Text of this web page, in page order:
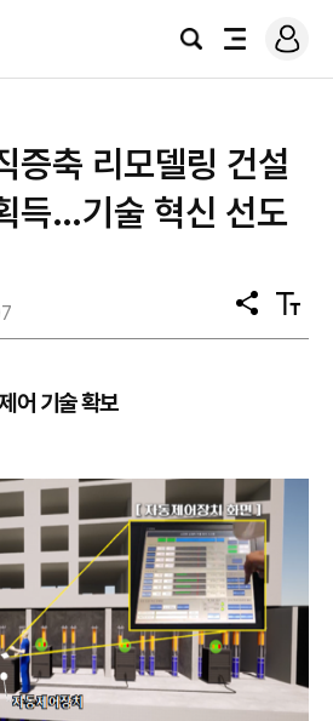
검
전
로
그
증축 리모델링 건설
득…기술 혁신 선도
공
유
텍
스
어 기술 확보